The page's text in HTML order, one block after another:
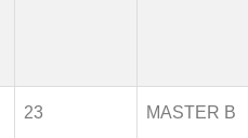
23 MASTER B